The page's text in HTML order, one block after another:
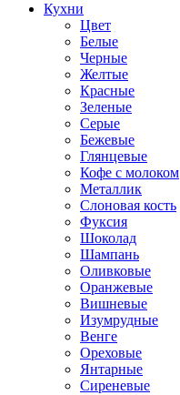
Кухни
Цвет
Белые
Черные
Желтые
Красные
Зеленые
Серые
Бежевые
Глянцевые
Кофе с молоком
Металлик
Слоновая кость
Фуксия
Шоколад
Шампань
Оливковые
Оранжевые
Вишневые
Изумрудные
Венге
Ореховые
Янтарные
Сиреневые